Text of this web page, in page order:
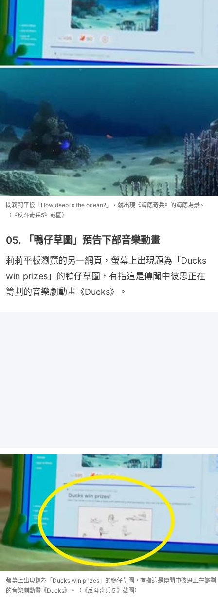
問莉莉平板「How deep is the ocean?」，就出現《海底奇兵》的海底場景。
（《反斗奇兵5》截圖）
05. 「鴨仔草圖」預告下部音樂動畫
莉莉平板瀏覽的另一網頁，螢幕上出現題為「Ducks
win prizes」的鴨仔草圖，有指這是傳聞中彼思正在
籌劃的音樂劇動畫《Ducks》。
螢幕上出現題為「Ducks win prizes」的鴨仔草圖，有指這是傳聞中彼思正在籌劃
的音樂劇動畫《Ducks》。（《反斗奇兵５》截圖）